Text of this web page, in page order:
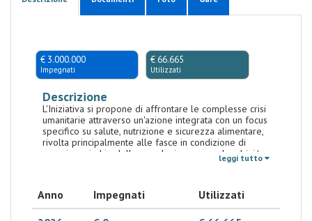
€ 3.000.000
Impegnati
€ 66.665
Utilizzati
Descrizione
L'Iniziativa si propone di affrontare le complesse crisi
umanitarie attraverso un'azione integrata con un focus
specifico su salute, nutrizione e sicurezza alimentare,
rivolta principalmente alle fasce in condizione di
maggiore rischio della popolazione, come bambini/e
e sfollati. L’obiettivo primario è migliorare l'accesso ai
rispondere in modo efficace e sostenibile alle
esigenze della popolazione, con particolare
leggi tutto
Anno Impegnati
Utilizzati